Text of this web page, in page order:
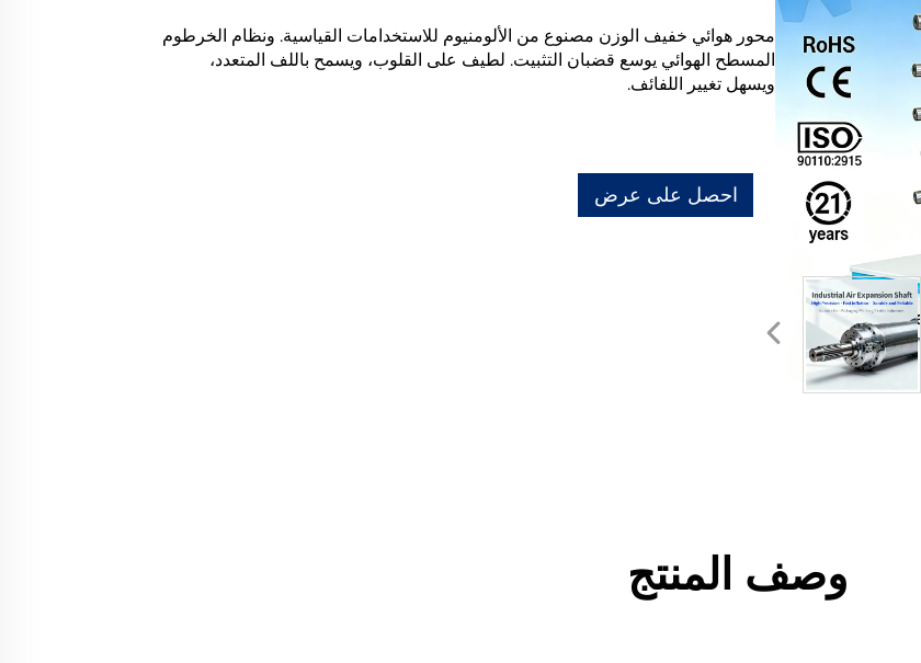
محور هوائي خفيف الوزن مصنوع من الألومنيوم للاستخدامات القياسية. ونظام الخرطوم
المسطح الهوائي يوسع قضبان التثبيت. لطيف على القلوب، ويسمح باللف المتعدد،
ويسهل تغيير اللفائف.
احصل على عرض
وصف المنتج